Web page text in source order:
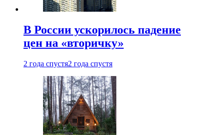
В России ускорилось падение
цен на «вторичку»
2 года спустя2 года спустя